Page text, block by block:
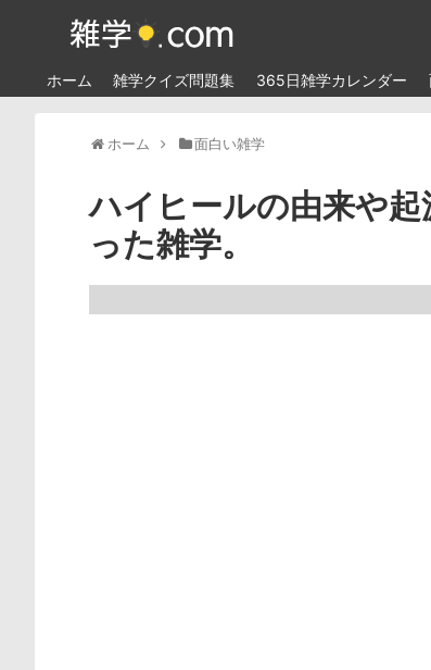
ホーム 雑学クイズ問題集 365日雑学カレンダー
ホーム 面白い雑学
ハイヒールの由来や
った雑学。